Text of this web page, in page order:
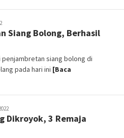
Siang Bolong, Berhasil
penjambretan siang bolong di
pada hari ini [Baca
Dikroyok, 3 Remaja